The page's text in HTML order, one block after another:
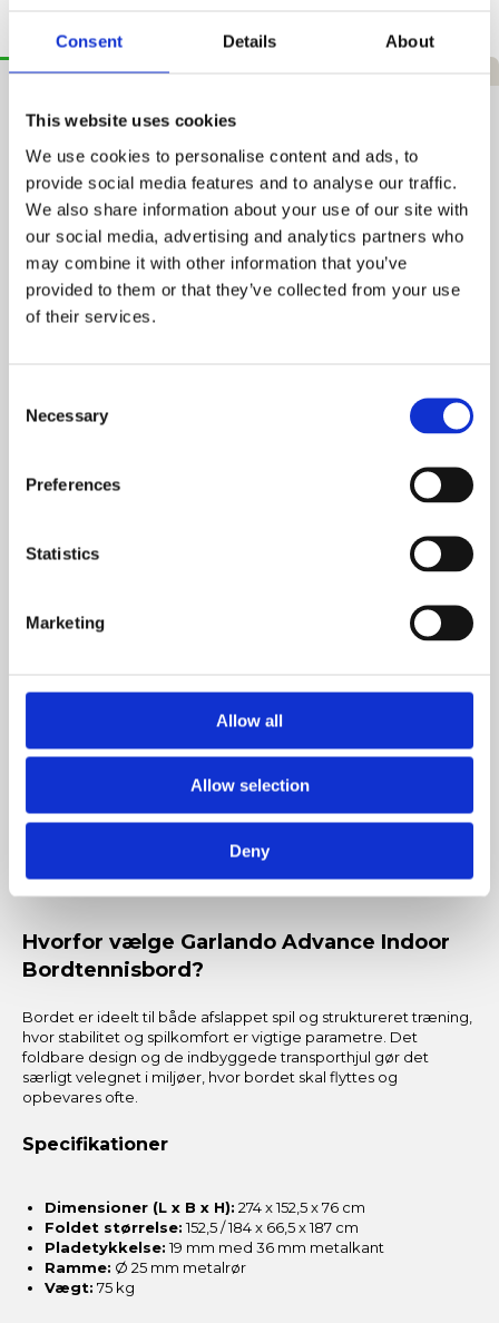
Consent Details About
This website uses cookies
We use cookies to personalise content and ads, to
provide social media features and to analyse our traffic.
We also share information about your use of our site with
our social media, advertising and analytics partners who
may combine it with other information that you’ve
provided to them or that they’ve collected from your use
of their services.
Selection
Necessary
Preferences
Statistics
Marketing
Allow all
Allow selection
Deny
Beskrivelse Specifikationer
Garlando Advance Indoor Bordtennisbord
Garlando Advance Indoor Bordtennisborder udviklet til
spillere og klubber, der ønsker en stabil og autentisk
bordtennisoplevelse hjemme eller i institutionen. Bordet
kombinerer konkurrencelignende spilleegenskaber med et
praktisk foldbart design, så det er nemt at opbevare mellem
brug. Den solide ramme og smarte låsemekanismer sørger for
sikkerhed og holdbarhed ved hyppig brug.
Gør det enkelt at klappe bordet sammen efter brug og
Blå spilleflade i konkurrencestørrelse
nemt at rulle bordet rundt selv i små rum.
forbindelsesstænger giver høj stabilitet og lang levetid.
Sikrer en enkel og kontrolleret åbne-/lukkeproces uden
Hvorfor vælge Garlando Advance Indoor
Bordtennisbord?
Bordet er ideelt til både afslappet spil og struktureret træning,
hvor stabilitet og spilkomfort er vigtige parametre. Det
foldbare design og de indbyggede transporthjul gør det
særligt velegnet i miljøer, hvor bordet skal flyttes og
opbevares ofte.
Specifikationer
Dimensioner (L x B x H): 274 x 152,5 x 76 cm
Foldet størrelse:152,5 / 184 x 66,5 x 187 cm
Pladetykkelse:19 mm med 36 mm metalkant
Ramme: Ø 25 mm metalrør
Vægt: 75 kg